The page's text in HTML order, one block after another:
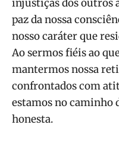
injustiças dos outros
paz da nossa
nosso caráter que
Ao sermos fiéis ao
mantermos nossa
confrontados com
estamos no caminho
honesta.